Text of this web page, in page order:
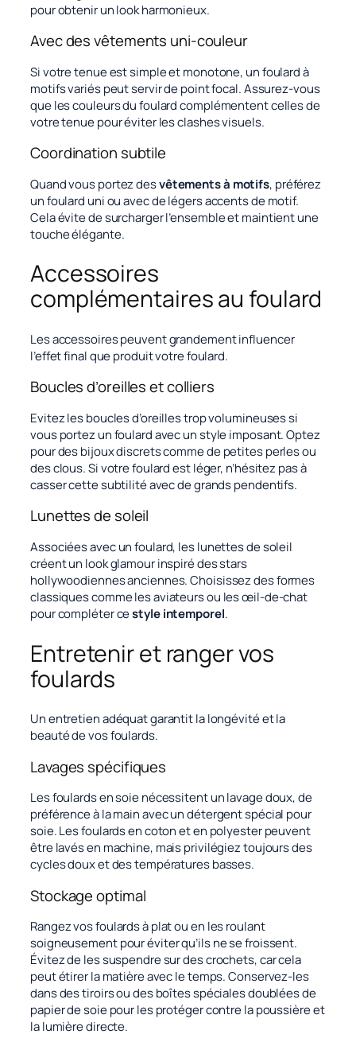
pour obtenir un look harmonieux.
Avec des vêtements uni-couleur
Si votre tenue est simple et monotone, un foulard à
motifs variés peut servir de point focal. Assurez-vous
que les couleurs du foulard complémentent celles de
votre tenue pour éviter les clashes visuels.
Coordination subtile
Quand vous portez desvêtements à motifs, préférez
un foulard uni ou avec de légers accents de motif.
Cela évite de surcharger l’ensemble et maintient une
touche élégante.
Accessoires
complémentaires au foulard
Les accessoires peuvent grandement influencer
l’effet final que produit votre foulard.
Boucles d’oreilles et colliers
Evitez les boucles d’oreilles trop volumineuses si
vous portez un foulard avec un style imposant. Optez
pour des bijoux discrets comme de petites perles ou
des clous. Si votre foulard est léger, n’hésitez pas à
casser cette subtilité avec de grands pendentifs.
Lunettes de soleil
Associées avec un foulard, les lunettes de soleil
créent un look glamour inspiré des stars
hollywoodiennes anciennes. Choisissez des formes
classiques comme les aviateurs ou les œil-de-chat
pour compléter cestyle intemporel.
Entretenir et ranger vos
foulards
Un entretien adéquat garantit la longévité et la
beauté de vos foulards.
Lavages spécifiques
Les foulards en soie nécessitent un lavage doux, de
préférence à la main avec un détergent spécial pour
soie. Les foulards en coton et en polyester peuvent
être lavés en machine, mais privilégiez toujours des
cycles doux et des températures basses.
Stockage optimal
Rangez vos foulards à plat ou en les roulant
soigneusement pour éviter qu’ils ne se froissent.
Évitez de les suspendre sur des crochets, car cela
peut étirer la matière avec le temps. Conservez-les
dans des tiroirs ou des boîtes spéciales doublées de
papier de soie pour les protéger contre la poussière et
la lumière directe.